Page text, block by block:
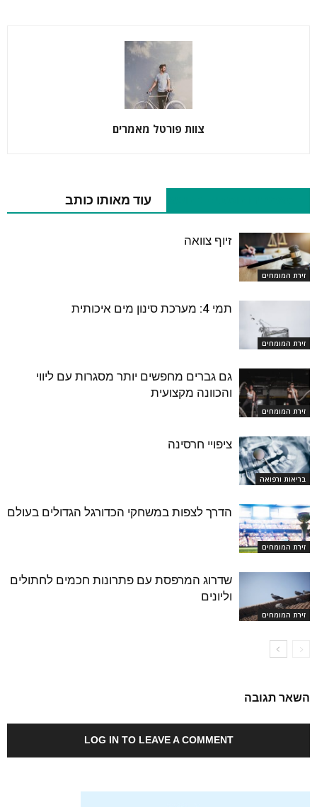
צוות פורטל מאמרים
עוד מאותו כותב
זירת המומחים
זיוף צוואה
זירת המומחים
תמי 4: מערכת סינון מים איכותית
זירת המומחים
גם גברים מחפשים יותר מסגרות עם ליווי
והכוונה מקצועית
בריאות ורפואה
ציפויי חרסינה
זירת המומחים
הדרך לצפות במשחקי הכדורגל הגדולים בעולם
זירת המומחים
שדרוג המרפסת עם פתרונות חכמים לחתולים
וליונים
השאר תגובה
LOG IN TO LEAVE A COMMENT